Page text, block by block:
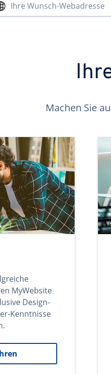
Ihre Wunsch-Webadresse
Machen Sie
MyWebsite
Design-
Kenntnisse